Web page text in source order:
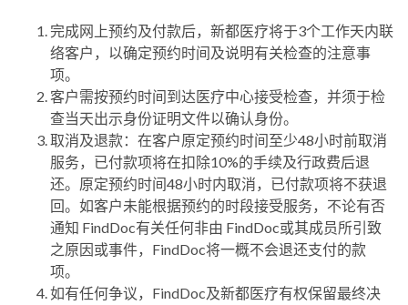
完成网上预约及付款后，新都医疗将于3个工作天内联
络客户，以确定预约时间及说明有关检查的注意事
项。
客户需按预约时间到达医疗中心接受检查，并须于检
查当天出示身份证明文件以确认身份。
取消及退款：在客户原定预约时间至少48小时前取消
服务，已付款项将在扣除10%的手续及行政费后退
还。原定预约时间48小时内取消，已付款项将不获退
回。如客户未能根据预约的时段接受服务，不论有否
通知 FindDoc有关任何非由 FindDoc或其成员所引致
之原因或事件，FindDoc将一概不会退还支付的款
项。
如有任何争议，FindDoc及新都医疗有权保留最终决